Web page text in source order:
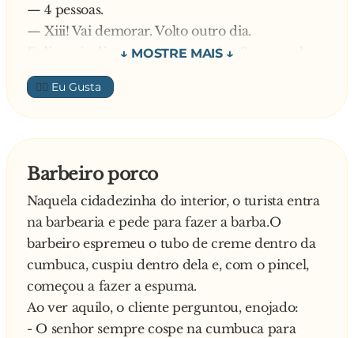
— 4 pessoas.
— Xiii! Vai demorar. Volto outro dia.
E dia após dia, era a mesma coisa. Sempre ele
deixava para cortar o cabelo outro dia...
Desconfiado de que sujeito trabalhava para a
concorrência, o barbeiro contratou um menino
para segui-lo, assim que ele saísse dali no dia
No dia seguinte, lá pelas 18 horas, lá vem ele de
novo:
— Por favor, quantos tem ainda na minha
frente?
— Xiii! Hoje está concorrido. Tem ainda 9
pessoas.
— Hum... Vai demorar muito. Volto outro dia...
— E foi-se embora.
👍🏼
Barbeiro porco
Naquela cidadezinha do interior, o turista entra
na barbearia e pede para fazer a barba.O
barbeiro espremeu o tubo de creme dentro da
cumbuca, cuspiu dentro dela e, com o pincel,
começou a fazer a espuma.
Ao ver aquilo, o cliente perguntou, enojado:
- O senhor sempre cospe na cumbuca para